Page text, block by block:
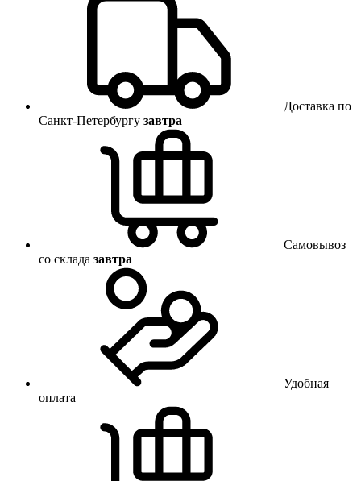
Доставка по
Санкт-Петербургу завтра
Самовывоз
со склада завтра
Удобная
оплата